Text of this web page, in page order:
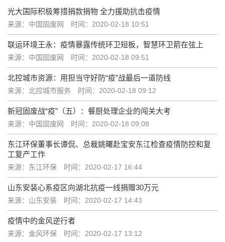
光大国际积极筹措捐款捐物 全力援助抗击疫情
来源：中国固废网 时间：2020-02-18 10:51
联运环境王永：疫情暴露传统环卫短板，智慧环卫箭在弦上
来源：中国固废网 时间：2020-02-18 09:51
北控城市资源：用担当守好防“疫”战最后一道防线
来源：北控城市服务 时间：2020-02-18 09:12
新冠固废战“疫”（五）：餐厨处理企业的闯关大考
来源：中国固废网 时间：2020-02-18 09:08
东江环保董事长谭侃、总裁姚曙赴宝安东江检查疫情防控和复
工复产工作
来源：东江环保 时间：2020-02-17 16:44
山东安装心系疫区向湖北抗疫一线捐赠30万元
来源：山东安装 时间：2020-02-17 14:43
疫情中的金风逆行者
来源：金风环保 时间：2020-02-17 13:12